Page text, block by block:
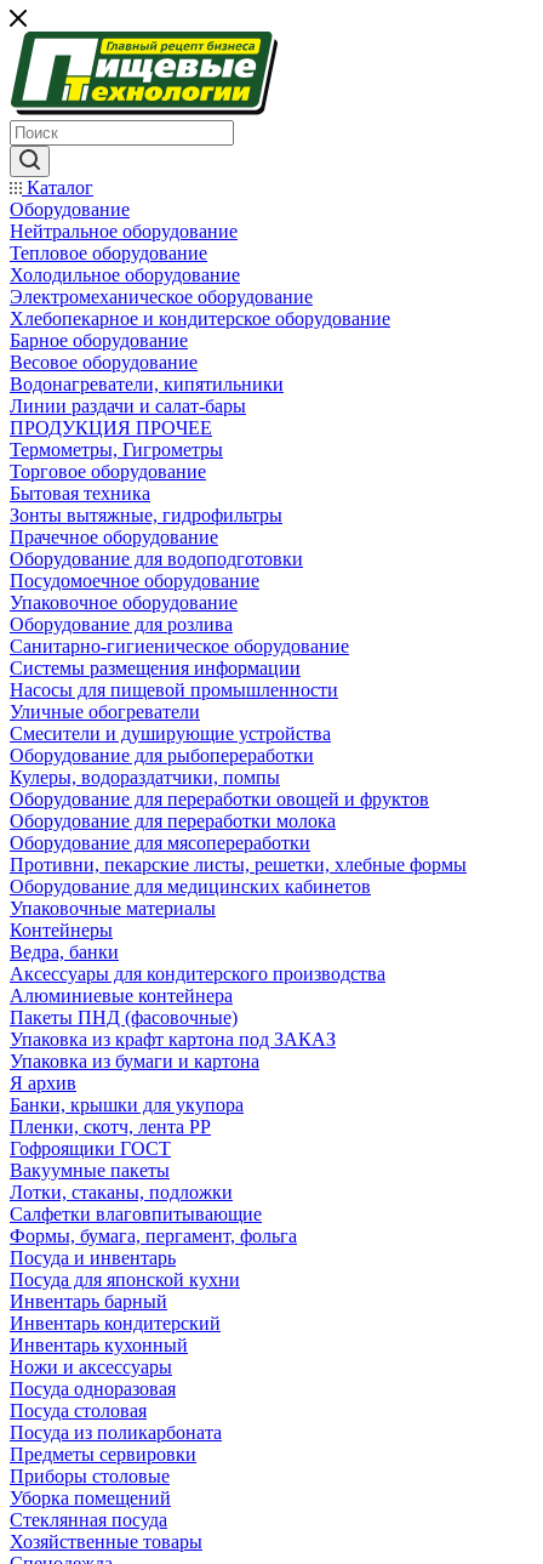
Каталог
Оборудование
Нейтральное оборудование
Тепловое оборудование
Холодильное оборудование
Электромеханическое оборудование
Хлебопекарное и кондитерское оборудование
Барное оборудование
Весовое оборудование
Водонагреватели, кипятильники
Линии раздачи и салат-бары
ПРОДУКЦИЯ ПРОЧЕЕ
Термометры, Гигрометры
Торговое оборудование
Бытовая техника
Зонты вытяжные, гидрофильтры
Прачечное оборудование
Оборудование для водоподготовки
Посудомоечное оборудование
Упаковочное оборудование
Оборудование для розлива
Санитарно-гигиеническое оборудование
Системы размещения информации
Насосы для пищевой промышленности
Уличные обогреватели
Смесители и душирующие устройства
Оборудование для рыбопереработки
Кулеры, водораздатчики, помпы
Оборудование для переработки овощей и фруктов
Оборудование для переработки молока
Оборудование для мясопереработки
Противни, пекарские листы, решетки, хлебные формы
Оборудование для медицинских кабинетов
Упаковочные материалы
Контейнеры
Ведра, банки
Аксессуары для кондитерского производства
Алюминиевые контейнера
Пакеты ПНД (фасовочные)
Упаковка из крафт картона под ЗАКАЗ
Упаковка из бумаги и картона
Я архив
Банки, крышки для укупора
Пленки, скотч, лента РР
Гофроящики ГОСТ
Вакуумные пакеты
Лотки, стаканы, подложки
Салфетки влаговпитывающие
Формы, бумага, пергамент, фольга
Посуда и инвентарь
Посуда для японской кухни
Инвентарь барный
Инвентарь кондитерский
Инвентарь кухонный
Ножи и аксессуары
Посуда одноразовая
Посуда столовая
Посуда из поликарбоната
Предметы сервировки
Приборы столовые
Уборка помещений
Стеклянная посуда
Хозяйственные товары